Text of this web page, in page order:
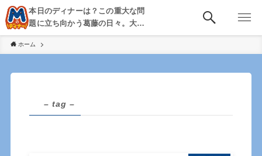
本日のディナーは？この重大な問
題に立ち向かう葛藤の日々。大
阪・京都・神戸を中心とした食べ
歩き、飲み歩きを綴る。
ホーム
– tag –